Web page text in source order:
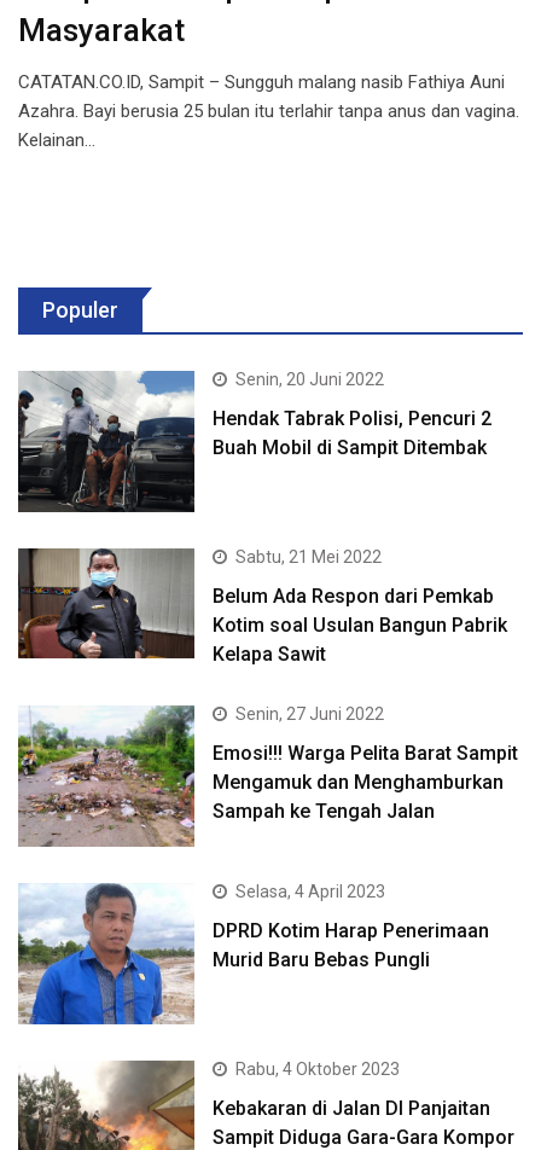
Masyarakat
CATATAN.CO.ID, Sampit – Sungguh malang nasib Fathiya Auni
Azahra. Bayi berusia 25 bulan itu terlahir tanpa anus dan vagina.
Kelainan…
Populer
Senin, 20 Juni 2022
Hendak Tabrak Polisi, Pencuri 2
Buah Mobil di Sampit Ditembak
Sabtu, 21 Mei 2022
Belum Ada Respon dari Pemkab
Kotim soal Usulan Bangun Pabrik
Kelapa Sawit
Senin, 27 Juni 2022
Emosi!!! Warga Pelita Barat Sampit
Mengamuk dan Menghamburkan
Sampah ke Tengah Jalan
Selasa, 4 April 2023
DPRD Kotim Harap Penerimaan
Murid Baru Bebas Pungli
Rabu, 4 Oktober 2023
Kebakaran di Jalan DI Panjaitan
Sampit Diduga Gara-Gara Kompor